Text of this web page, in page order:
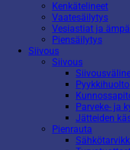
Kenkätelineet
Vaatesäilytys
Vesiastiat ja
Piensäilytys
Siivous
Siivous
Pyykkihuolto
Parveke- ja
Jätteiden
Pienrauta